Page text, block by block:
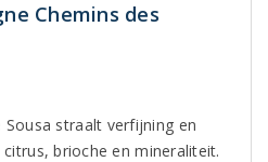
Chemins des
Sousa straalt verfijning en
brioche en mineraliteit.